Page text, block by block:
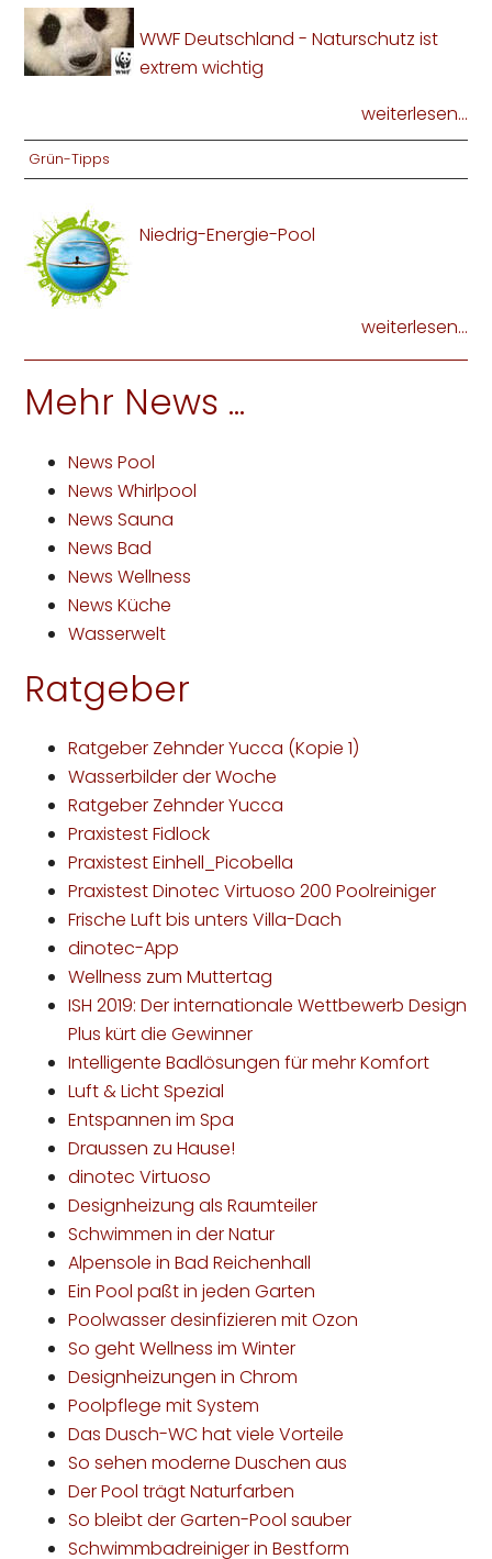
WWF Deutschland - Naturschutz ist
extrem wichtig
weiterlesen...
Grün-Tipps
Niedrig-Energie-Pool
weiterlesen...
Mehr News ...
News Pool
News Whirlpool
News Sauna
News Bad
News Wellness
News Küche
Wasserwelt
Ratgeber
Ratgeber Zehnder Yucca (Kopie 1)
Wasserbilder der Woche
Ratgeber Zehnder Yucca
Praxistest Fidlock
Praxistest Einhell_Picobella
Praxistest Dinotec Virtuoso 200 Poolreiniger
Frische Luft bis unters Villa-Dach
dinotec-App
Wellness zum Muttertag
ISH 2019: Der internationale Wettbewerb Design
Plus kürt die Gewinner
Intelligente Badlösungen für mehr Komfort
Luft & Licht Spezial
Entspannen im Spa
Draussen zu Hause!
dinotec Virtuoso
Designheizung als Raumteiler
Schwimmen in der Natur
Alpensole in Bad Reichenhall
Ein Pool paßt in jeden Garten
Poolwasser desinfizieren mit Ozon
So geht Wellness im Winter
Designheizungen in Chrom
Poolpflege mit System
Das Dusch-WC hat viele Vorteile
So sehen moderne Duschen aus
Der Pool trägt Naturfarben
So bleibt der Garten-Pool sauber
Schwimmbadreiniger in Bestform